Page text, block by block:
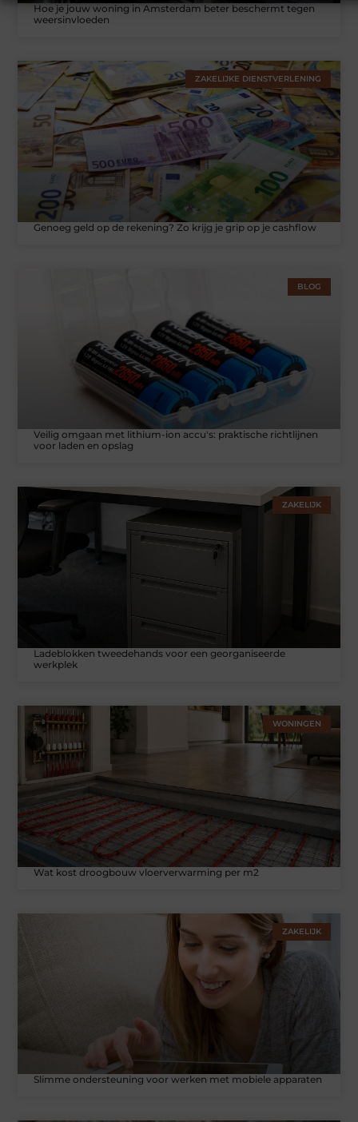
Hoe je jouw woning in Amsterdam beter beschermt tegen
weersinvloeden
ZAKELIJKE DIENSTVERLENING
Genoeg geld op de rekening? Zo krijg je grip op je cashflow
BLOG
Veilig omgaan met lithium-ion accu's: praktische richtlijnen
voor laden en opslag
ZAKELIJK
Ladeblokken tweedehands voor een georganiseerde
werkplek
WONINGEN
Wat kost droogbouw vloerverwarming per m2
ZAKELIJK
Slimme ondersteuning voor werken met mobiele apparaten